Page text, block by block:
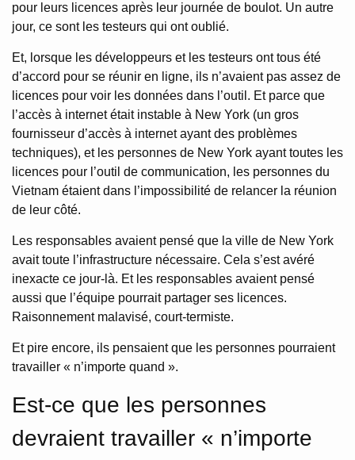
pour leurs licences après leur journée de boulot. Un autre
jour, ce sont les testeurs qui ont oublié.
Et, lorsque les développeurs et les testeurs ont tous été
d’accord pour se réunir en ligne, ils n’avaient pas assez de
licences pour voir les données dans l’outil. Et parce que
l’accès à internet était instable à New York (un gros
fournisseur d’accès à internet ayant des problèmes
techniques), et les personnes de New York ayant toutes les
licences pour l’outil de communication, les personnes du
Vietnam étaient dans l’impossibilité de relancer la réunion
de leur côté.
Les responsables avaient pensé que la ville de New York
avait toute l’infrastructure nécessaire. Cela s’est avéré
inexacte ce jour-là. Et les responsables avaient pensé
aussi que l’équipe pourrait partager ses licences.
Raisonnement malavisé, court-termiste.
Et pire encore, ils pensaient que les personnes pourraient
travailler « n’importe quand ».
Est-ce que les personnes
devraient travailler « n’importe